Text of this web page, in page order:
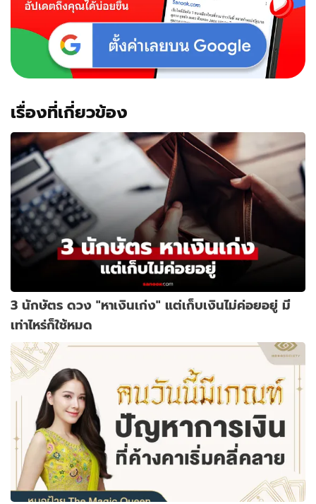
เรื่องที่เกี่ยวข้อง
3 นักษัตร ดวง "หาเงินเก่ง" แต่เก็บเงินไม่ค่อยอยู่ มี
เท่าไหร่ก็ใช้หมด